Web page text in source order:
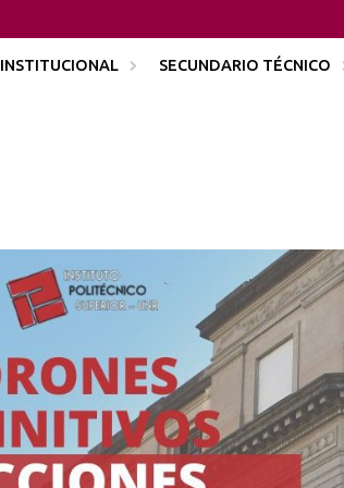
INSTITUCIONAL SECUNDARIO TÉCNICO